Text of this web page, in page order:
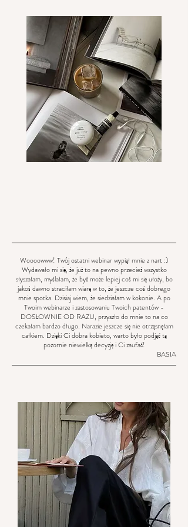
Woooowww! Twój ostatni webinar wypiął mnie z nart :)
Wydawało mi się, że już to na pewno przecież wszystko
słyszałam, myślałam, że być może lepiej coś mi się ułoży, bo
jakoś dawno straciłam wiarę w to, że jeszcze coś dobrego
mnie spotka. Dzisiaj wiem, że siedziałam w kokonie. A po
Twoim webinarze i zastosowaniu Twoich patentów -
DOSŁOWNIE OD RAZU, przyszło do mnie to na co
czekałam bardzo długo. Narazie jeszcze się nie otrząsnęłam
całkiem. Dzięki Ci dobra kobieto, warto było podjąć tą
pozornie niewielką decyzję i Ci zaufać!
BASIA